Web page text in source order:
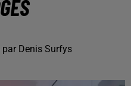
Denis Surfys